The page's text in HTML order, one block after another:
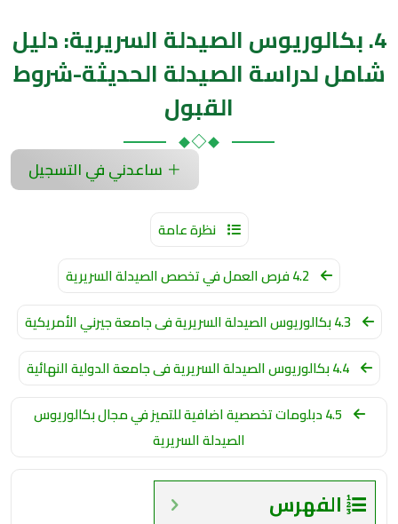
4. بكالوريوس الصيدلة السريرية: دليل
شامل لدراسة الصيدلة الحديثة-شروط
القبول
ساعدني في التسجيل
نظرة عامة
4.4 بكالوريوس الصيدلة السريرية فى جامعة الدولية النهائية
4.5 دبلومات تخصصية اضافية للتميز في مجال بكالوريوس
الصيدلة السريرية
الفهرس